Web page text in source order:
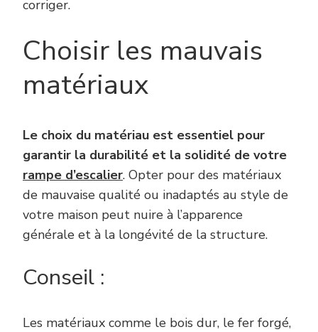
corriger.
Choisir les mauvais
matériaux
Le choix du matériau est essentiel pour
garantir la durabilité et la solidité de votre
rampe d’escalier. Opter pour des matériaux
de mauvaise qualité ou inadaptés au style de
votre maison peut nuire à l’apparence
générale et à la longévité de la structure.
Conseil :
Les matériaux comme le bois dur, le fer forgé,